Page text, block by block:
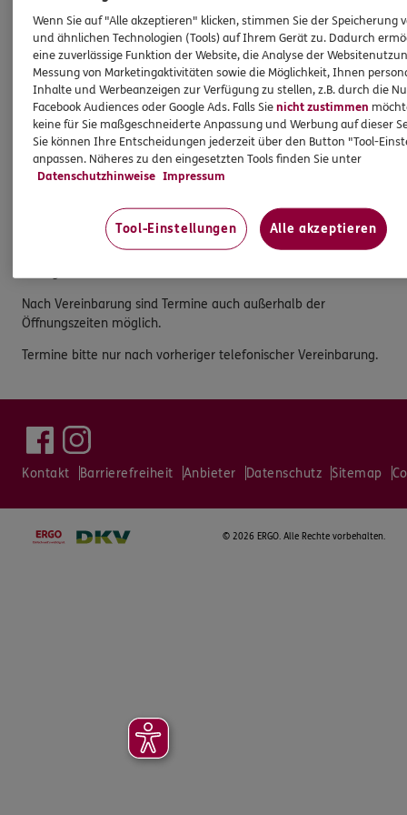
Am See 6
36100 Petersberg
Tel: 0661 25030388
Fax: 0661/25030385
Öffnungszeiten
Mo.: 09:00 - 17:00
09:00 - 17:00
09:00 - 17:00
09:00 - 13:00
Nach Vereinbarung sind Termine auch außerhalb der
Öffnungszeiten möglich.
Termine bitte nur nach vorheriger telefonischer Vereinbarung.
Kontakt Barrierefreiheit Anbieter Datenschutz Sitemap
© 2026 ERGO. Alle Rechte vorbehalten.
Wenn Sie auf "Alle akzeptieren" klicken, stimmen Sie der Speicherung
und ähnlichen Technologien (Tools) auf Ihrem Gerät zu. Dadurch
eine zuverlässige Funktion der Website, die Analyse der
Messung von Marketingaktivitäten sowie die Möglichkeit, Ihnen
Inhalte und Werbeanzeigen zur Verfügung zu stellen, z.B. durch die
Facebook Audiences oder Google Ads. Falls Sienicht zustimmen
keine für Sie maßgeschneiderte Anpassung und Werbung auf dieser
Sie können Ihre Entscheidungen jederzeit über den Button "Tool-
anpassen. Näheres zu den eingesetzten Tools finden Sie unter
Datenschutzhinweise Impressum
Tool-Einstellungen Alle akzeptieren